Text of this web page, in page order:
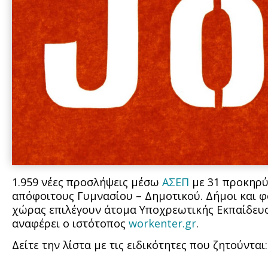
1.959 νέες προσλήψεις μέσω ΑΣΕΠ με 31
απόφοιτους Γυμνασίου – Δημοτικού. Δήμοι και
χώρας επιλέγουν άτομα Υποχρεωτικής
αναφέρει ο ιστότοπος workenter.gr.
Δείτε την λίστα με τις ειδικότητες που ζητούνται: